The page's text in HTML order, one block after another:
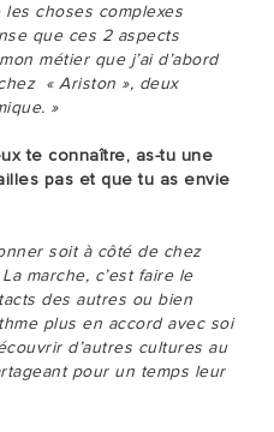
choses complexes
que ces 2 aspects
métier que j’ai d’abord
« Ariston », deux
»
te connaître, as-tu une
pas et que tu as envie
soit à côté de chez
marche, c’est faire le
des autres ou bien
plus en accord avec soi
d’autres cultures au
pour un temps leur